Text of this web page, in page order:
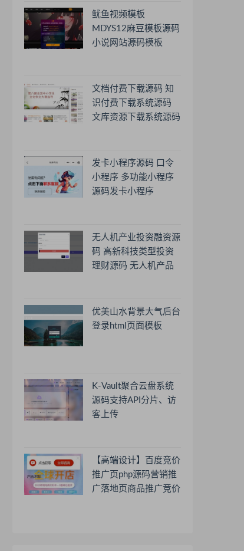
鱿鱼视频模板
MDYS12麻豆模板源码
小说网站源码模板
文档付费下载源码 知
识付费下载系统源码
文库资源下载系统源码
发卡小程序源码 口令
小程序 多功能小程序
源码发卡小程序
无人机产业投资融资源
码 高新科技类型投资
理财源码 无人机产品
优美山水背景大气后台
登录html页面模板
K-Vault聚合云盘系统
源码支持API分片、访
客上传
【高端设计】百度竞价
推广页php源码营销推
广落地页商品推广竞价